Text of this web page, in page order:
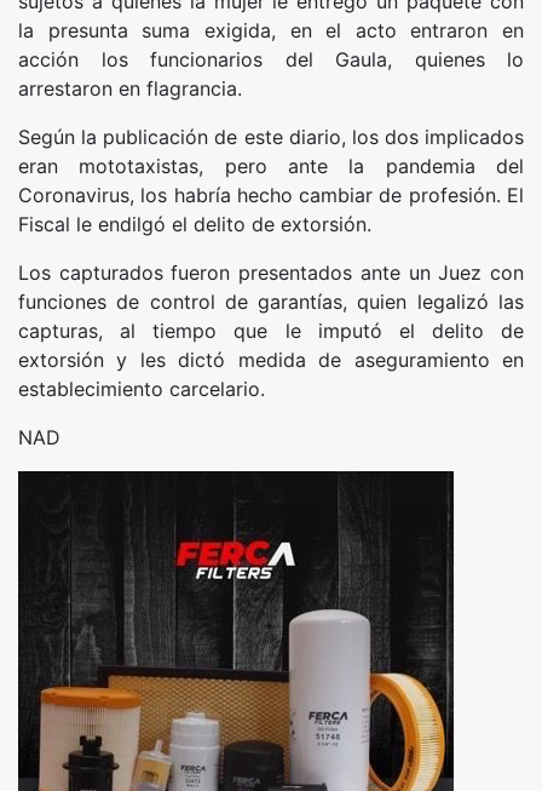
la presunta suma exigida, en el acto entraron en
acción los funcionarios del Gaula, quienes lo
arrestaron en flagrancia.
Según la publicación de este diario, los dos implicados
eran mototaxistas, pero ante la pandemia del
Coronavirus, los habría hecho cambiar de profesión. El
Fiscal le endilgó el delito de extorsión.
Los capturados fueron presentados ante un Juez con
funciones de control de garantías, quien legalizó las
capturas, al tiempo que le imputó el delito de
extorsión y les dictó medida de aseguramiento en
establecimiento carcelario.
NAD